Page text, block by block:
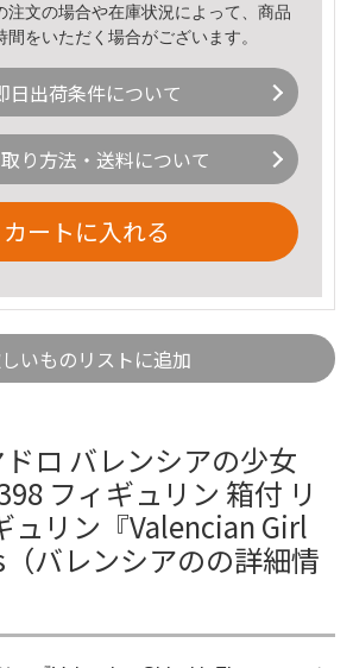
文の場合や在庫状況によって、商品
間をいただく場合がございます。
日出荷条件について
り方法・送料について
カートに入れる
いものリストに追加
ドロ バレンシアの少女
フィギュリン 箱付 リ
ュリン『Valencian Girl
バレンシアのの詳細情